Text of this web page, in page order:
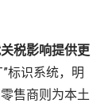
税影响提供更
标识系统，明
售商则为本土